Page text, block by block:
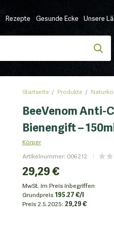
Rezepte Gesunde Ecke Unsere
Startseite Produkte
BeeVenom
Bienengift –
Körper
Artikelnummer: 006212
29,29 €
MwSt. im Preis inbegriffen
Grundpreis 195.27 €/l
Preis 2.5.2025: 29,29 €